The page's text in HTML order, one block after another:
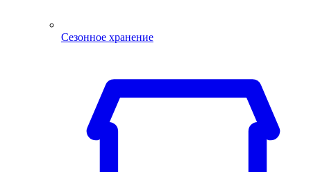
Сезонное хранение